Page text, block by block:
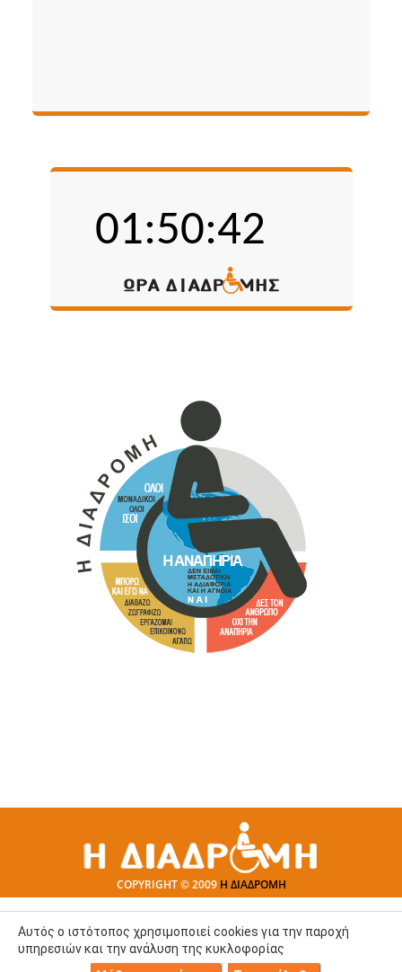
COPYRIGHT © 2009 Η ΔΙΑΔΡΟΜΗ
Αυτός ο ιστότοπος χρησιμοποιεί cookies για την παροχή
υπηρεσιών και την ανάλυση της κυκλοφορίας